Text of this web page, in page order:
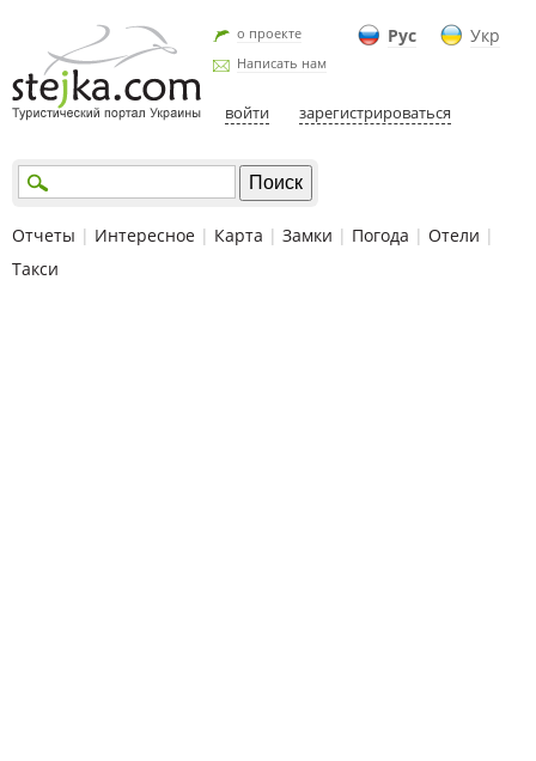
Рус Укр
о проекте
Написать нам
войти зарегистрироваться
Отчеты | Интересное | Карта | Замки | Погода | Отели |
Такси